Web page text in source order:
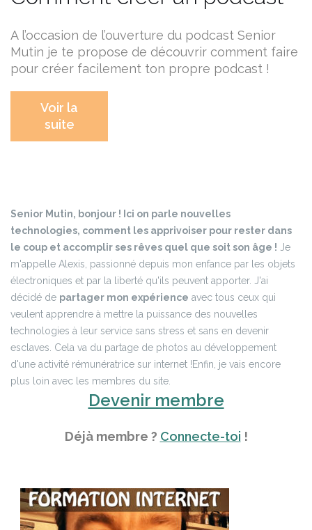
A l’occasion de l’ouverture du podcast Senior
Mutin je te propose de découvrir comment faire
pour créer facilement ton propre podcast !
Voir la
suite
Senior Mutin, bonjour ! Ici on parle nouvelles
technologies, comment les apprivoiser pour rester dans
le coup et accomplir ses rêves quel que soit son âge ! Je
m'appelle Alexis, passionné depuis mon enfance par les objets
électroniques et par la liberté qu'ils peuvent apporter. J'ai
décidé de partager mon expérience avec tous ceux qui
veulent apprendre à mettre la puissance des nouvelles
technologies à leur service sans stress et sans en devenir
esclaves. Cela va du partage de photos au développement
d'une activité rémunératrice sur internet !Enfin, je vais encore
plus loin avec les membres du site.
Devenir membre
Déjà membre ? Connecte-toi !